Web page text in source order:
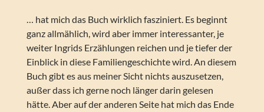
… hat mich das Buch wirklich fasziniert. Es beginnt
ganz allmählich, wird aber immer interessanter, je
weiter Ingrids Erzählungen reichen und je tiefer der
Einblick in diese Familiengeschichte wird. An diesem
Buch gibt es aus meiner Sicht nichts auszusetzen,
außer dass ich gerne noch länger darin gelesen
hätte. Aber auf der anderen Seite hat mich das Ende